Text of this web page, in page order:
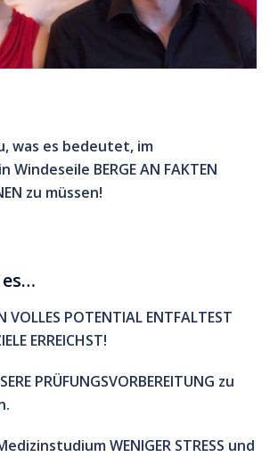
was es bedeutet, im
Windeseile BERGE AN FAKTEN
zu müssen!
VOLLES POTENTIAL ENTFALTEST
ERREICHST!
PRÜFUNGSVORBEREITUNG zu
WENIGER STRESS und